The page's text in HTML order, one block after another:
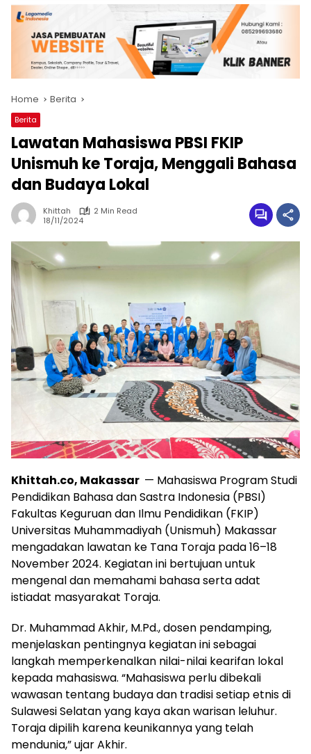
Home Berita
Berita
Lawatan Mahasiswa PBSI FKIP
Unismuh ke Toraja, Menggali Bahasa
dan Budaya Lokal
Khittah
2 Min Read
18/11/2024
Khittah.co, Makassar — Mahasiswa Program Studi
Pendidikan Bahasa dan Sastra Indonesia (PBSI)
Fakultas Keguruan dan Ilmu Pendidikan (FKIP)
Universitas Muhammadiyah (Unismuh) Makassar
mengadakan lawatan ke Tana Toraja pada 16–18
November 2024. Kegiatan ini bertujuan untuk
mengenal dan memahami bahasa serta adat
istiadat masyarakat Toraja.
Dr. Muhammad Akhir, M.Pd., dosen pendamping,
menjelaskan pentingnya kegiatan ini sebagai
langkah memperkenalkan nilai-nilai kearifan lokal
kepada mahasiswa. “Mahasiswa perlu dibekali
wawasan tentang budaya dan tradisi setiap etnis di
Sulawesi Selatan yang kaya akan warisan leluhur.
Toraja dipilih karena keunikannya yang telah
mendunia,” ujar Akhir.